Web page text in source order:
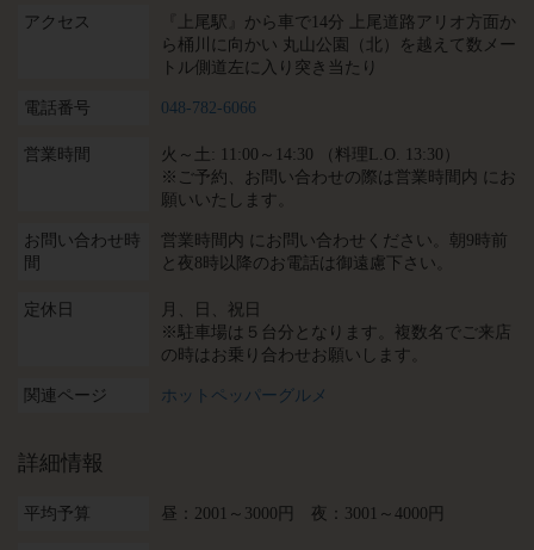
アクセス
『上尾駅』から車で14分 上尾道路アリオ方面か
ら桶川に向かい 丸山公園（北）を越えて数メー
トル側道左に入り突き当たり
電話番号 048-782-6066
営業時間
火～土: 11:00～14:30 （料理L.O. 13:30）
※ご予約、お問い合わせの際は営業時間内 にお
願いいたします。
お問い合わせ時
間
営業時間内 にお問い合わせください。朝9時前
と夜8時以降のお電話は御遠慮下さい。
定休日
月、日、祝日
※駐車場は５台分となります。複数名でご来店
の時はお乗り合わせお願いします。
関連ページ ホットペッパーグルメ
詳細情報
平均予算 昼：2001～3000円 夜：3001～4000円